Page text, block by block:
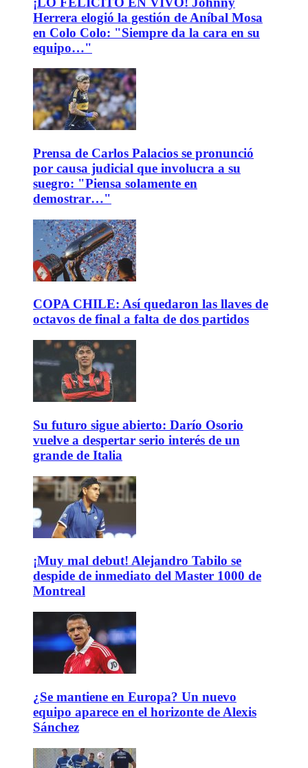
Herrera elogió la gestión de Aníbal Mosa
en Colo Colo: "Siempre da la cara en su
equipo…"
Prensa de Carlos Palacios se pronunció
por causa judicial que involucra a su
suegro: "Piensa solamente en
demostrar…"
COPA CHILE: Así quedaron las llaves de
octavos de final a falta de dos partidos
Su futuro sigue abierto: Darío Osorio
vuelve a despertar serio interés de un
grande de Italia
¡Muy mal debut! Alejandro Tabilo se
despide de inmediato del Master 1000 de
Montreal
¿Se mantiene en Europa? Un nuevo
equipo aparece en el horizonte de Alexis
Sánchez